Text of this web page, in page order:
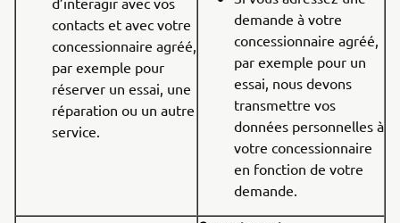
contacts et avec votre
concessionnaire agréé,
par exemple pour
réserver un essai, une
réparation ou un autre
service.
demande à votre
concessionnaire agréé,
par exemple pour un
essai, nous devons
transmettre vos
données personnelles à
votre concessionnaire
en fonction de votre
demande.